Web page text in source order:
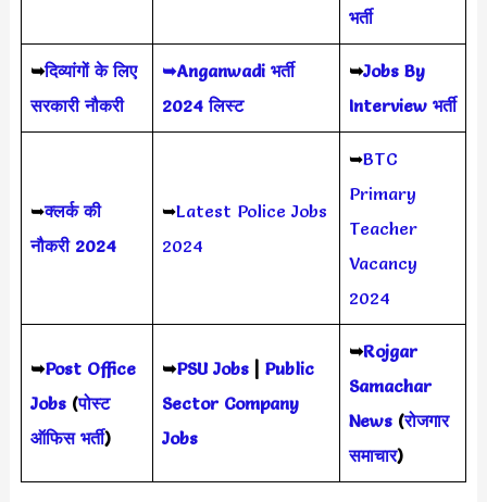
भर्ती
➥दिव्यांगों के लिए
सरकारी नौकरी
➥Anganwadi भर्ती
2024 लिस्ट
➥Jobs By
Interview भर्ती
➥क्लर्क की
नौकरी 2024
➥Latest Police Jobs
2024
➥BTC
Primary
Teacher
Vacancy
2024
➥Post Office
Jobs(पोस्ट
ऑफिस भर्ती)
➥PSU Jobs| Public
Sector Company
Jobs
➥Rojgar
Samachar
News(रोजगार
समाचार)